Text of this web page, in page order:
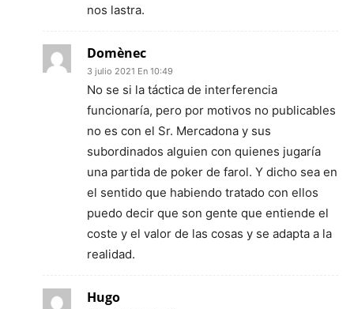
nos lastra.
Domènec
3 julio 2021 En 10:49
No se si la táctica de interferencia
funcionaría, pero por motivos no publicables
no es con el Sr. Mercadona y sus
subordinados alguien con quienes jugaría
una partida de poker de farol. Y dicho sea en
el sentido que habiendo tratado con ellos
puedo decir que son gente que entiende el
coste y el valor de las cosas y se adapta a la
realidad.
Hugo